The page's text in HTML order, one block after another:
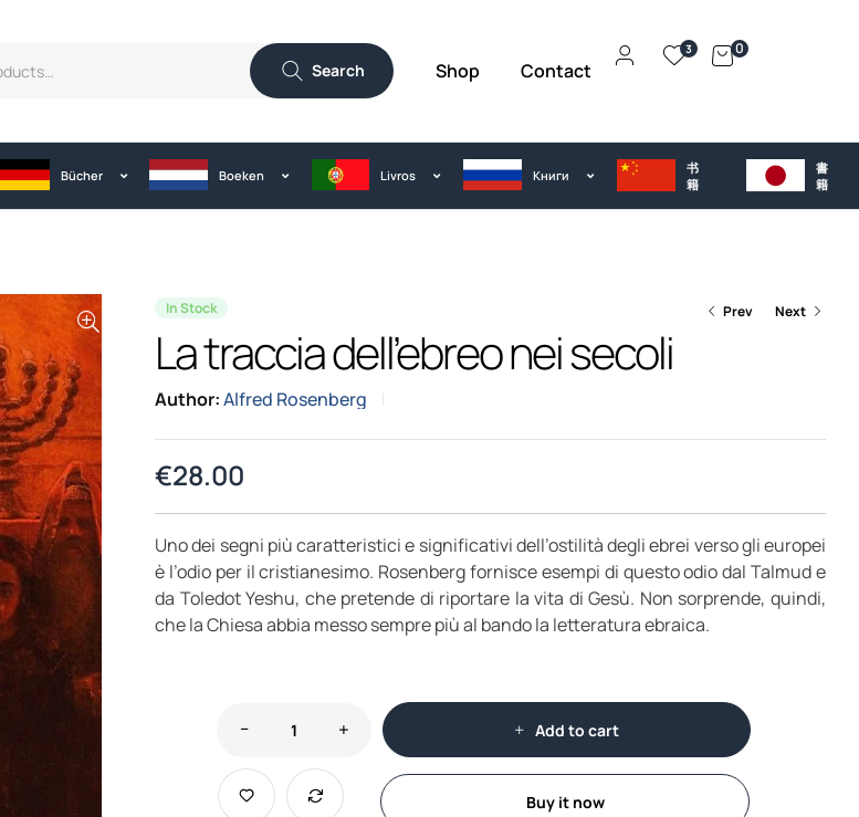
Search Shop Contact
3 0
Bücher Boeken Livros Kниги
书
籍
書
籍
Prev Next
In Stock
La traccia dell’ebreo nei secoli
Author:Alfred Rosenberg
€28.00
Uno dei segni più caratteristici e significativi dell’ostilità degli ebrei verso gli europei
è l’odio per il cristianesimo. Rosenberg fornisce esempi di questo odio dal Talmud e
da Toledot Yeshu, che pretende di riportare la vita di Gesù. Non sorprende, quindi,
che la Chiesa abbia messo sempre più al bando la letteratura ebraica.
Add to cart
Buy it now